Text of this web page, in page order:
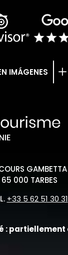
IMÁGENES
GAMBETTA
65 000 TARBES
+33 5 62 51 30 31
: partiellement